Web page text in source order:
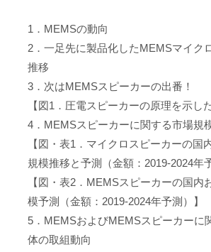
1．MEMSの動向
2．一足先に製品化したMEMSマイク
推移
3．次はMEMSスピーカーの出番！
【図1．圧電スピーカーの原理を示し
4．MEMSスピーカーに関する市場規
【図・表1．マイクロスピーカーの国
規模推移と予測（金額：2019-2024年
【図・表2．MEMSスピーカーの国内
模予測（金額：2019-2024年予測）】
5．MEMSおよびMEMSスピーカーに
体の取組動向